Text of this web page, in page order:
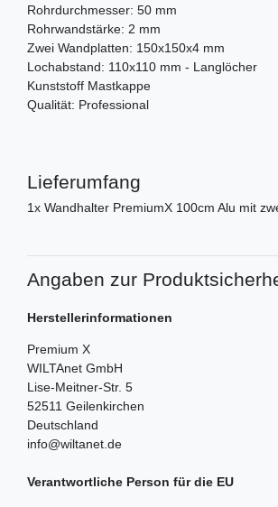
Rohrdurchmesser: 50 mm
Rohrwandstärke: 2 mm
Zwei Wandplatten: 150x150x4 mm
Lochabstand: 110x110 mm - Langlöcher
Kunststoff Mastkappe
Qualität: Professional
Lieferumfang
1x Wandhalter PremiumX 100cm Alu mit
Angaben zur
Herstellerinformationen
Premium X
WILTAnet GmbH
Lise-Meitner-Str. 5
52511 Geilenkirchen
Deutschland
info@wiltanet.de
Verantwortliche Person für die EU